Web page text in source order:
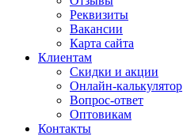
Реквизиты
Вакансии
Карта сайта
Клиентам
Скидки и акции
Онлайн-калькулятор
Вопрос-ответ
Оптовикам
Контакты